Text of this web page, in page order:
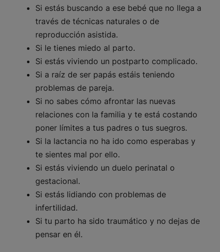
Si estás buscando a ese bebé que no llega a
través de técnicas naturales o de
reproducción asistida.
Si le tienes miedo al parto.
Si estás viviendo un postparto complicado.
Si a raíz de ser papás estáis teniendo
problemas de pareja.
Si no sabes cómo afrontar las nuevas
relaciones con la familia y te está costando
poner límites a tus padres o tus suegros.
Si la lactancia no ha ido como esperabas y
te sientes mal por ello.
Si estás viviendo un duelo perinatal o
gestacional.
Si estás lidiando con problemas de
infertilidad.
Si tu parto ha sido traumático y no dejas de
pensar en él.